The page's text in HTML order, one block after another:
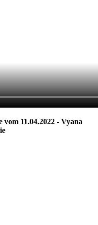
vom 11.04.2022 - Vyana